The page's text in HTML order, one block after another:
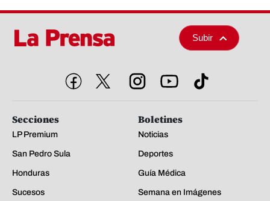
Subir
Secciones
LP Premium
San Pedro Sula
Honduras
Sucesos
Boletines
Noticias
Deportes
Guía Médica
Semana en Imágenes